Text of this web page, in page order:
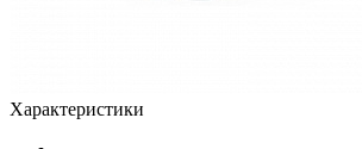
Характеристики